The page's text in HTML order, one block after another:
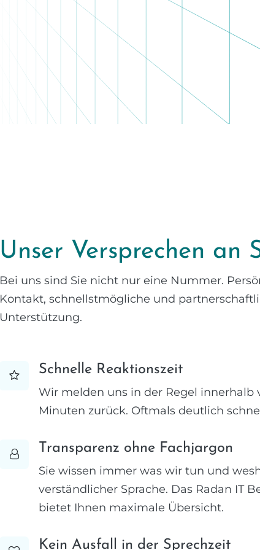
Unser Versprechen an
Bei uns sind Sie nicht nur eine Nummer.
Kontakt, schnellstmögliche und
Unterstützung.
Schnelle Reaktionszeit
Wir melden uns in der Regel innerhalb
Minuten zurück. Oftmals deutlich
Transparenz ohne Fachjargon
Sie wissen immer was wir tun und
verständlicher Sprache. Das Radan IT
bietet Ihnen maximale Übersicht.
Kein Ausfall in der Sprechzeit